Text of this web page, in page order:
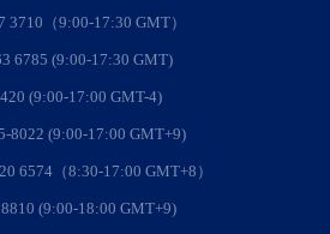
3710（9:00-17:30 GMT）
6785 (9:00-17:30 GMT)
(9:00-17:00 GMT-4)
8022 (9:00-17:00 GMT+9)
6574（8:30-17:00 GMT+8）
(9:00-18:00 GMT+9)